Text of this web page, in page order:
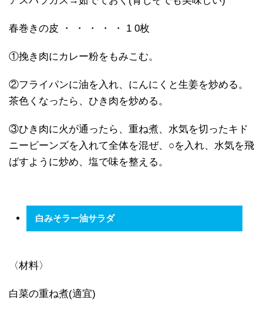
春巻きの皮 ・ ・ ・ ・ ・ 1 0枚
①挽き肉にカレー粉をもみこむ。
②フライパンに油を入れ、にんにくと生姜を炒める。
茶色くなったら、ひき肉を炒める。
③ひき肉に火が通ったら、重ね煮、水気を切ったキド
ニービーンズを入れて全体を混ぜ、○を入れ、水気を飛
ばすように炒め、塩で味を整える。
白みそラー油サラダ
〈材料〉
白菜の重ね煮(適宜)